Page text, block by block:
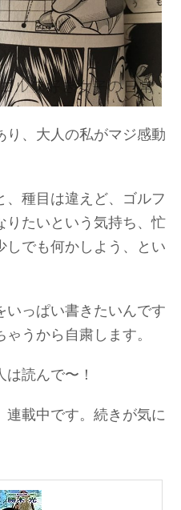
り、大人の私がマジ感動
種目は違えど、ゴルフ
りたいという気持ち、忙
しでも何かしよう、とい
いっぱい書きたいんです
うから自粛します。
読んで〜！
載中です。続きが気に